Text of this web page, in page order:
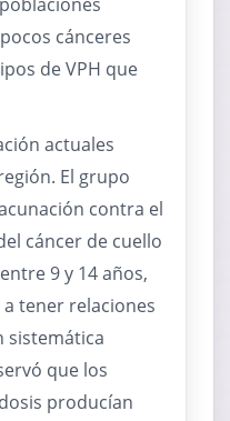
cánceres
de VPH que
actuales
El grupo
contra el
cáncer de cuello
9 y 14 años,
tener relaciones
sistemática
que los
producían